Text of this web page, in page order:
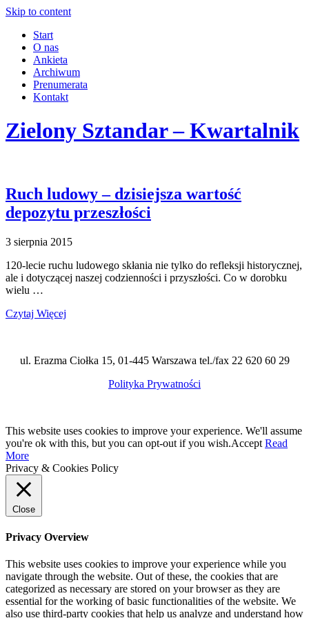
Skip to content
Start
O nas
Ankieta
Archiwum
Prenumerata
Kontakt
Zielony Sztandar – Kwartalnik
Ruch ludowy – dzisiejsza wartość
depozytu przeszłości
3 sierpnia 2015
120-lecie ruchu ludowego skłania nie tylko do refleksji historycznej,
ale i dotyczącej naszej codzienności i przyszłości. Co w dorobku
wielu …
Czytaj Więcej
ul. Erazma Ciołka 15, 01-445 Warszawa tel./fax 22 620 60 29
Polityka Prywatności
This website uses cookies to improve your experience. We'll assume
you're ok with this, but you can opt-out if you wish.Accept Read
More
Privacy & Cookies Policy
Close
Privacy Overview
This website uses cookies to improve your experience while you
navigate through the website. Out of these, the cookies that are
categorized as necessary are stored on your browser as they are
essential for the working of basic functionalities of the website. We
also use third-party cookies that help us analyze and understand how